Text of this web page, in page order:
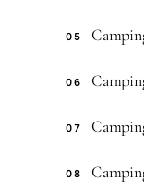
05
06
07
08